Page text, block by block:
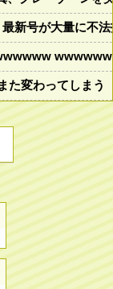
最新号が大量に不
た変わってしまう